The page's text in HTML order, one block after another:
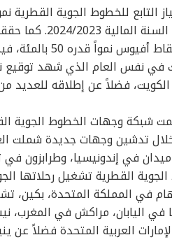
للخطوط الجوية القطرية
اليه بنسبة تزيد عن
قياسية، حيث سجلت
75 بالمئة، وذلك في نفس العام
الكويت، فضلاً عن إطلاقه
تدشين وجهات جديدة شملت
في إندونيسيا، وطرابزون في
في المملكة المتحدة،
في اليابان، مراكش في المغرب،
العربية المتحدة فضلاً عن